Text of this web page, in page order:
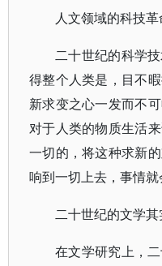
人文领域的科技革
二十世纪的科学
得整个人类是，目不
新求变之心一发而不
对于人类的物质生活
一切的，将这种求新
响到一切上去，事情就
二十世纪的文学其
在文学研究上，